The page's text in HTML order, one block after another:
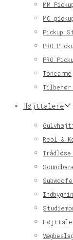
MM
MC
Pickup
PRO
PRO
Tonearme
Højttalere
Reol &